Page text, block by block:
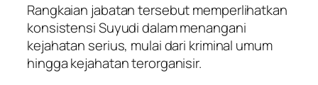
Rangkaian jabatan tersebut memperlihatkan
konsistensi Suyudi dalam menangani
kejahatan serius, mulai dari kriminal umum
hingga kejahatan terorganisir.